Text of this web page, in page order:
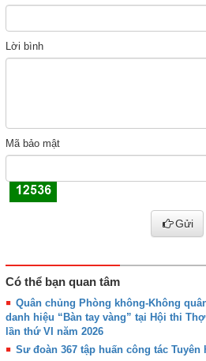
Lời bình
Mã bảo mật
Gửi
Có thể bạn quan tâm
Quân chủng Phòng không-Không
danh hiệu “Bàn tay vàng” tại Hội thi
lần thứ VI năm 2026
Sư đoàn 367 tập huấn công tác Tuyên